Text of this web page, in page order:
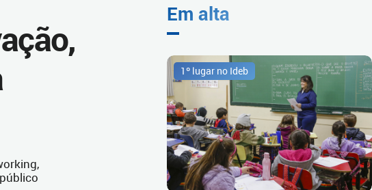
Em alta
1º lugar no Ideb